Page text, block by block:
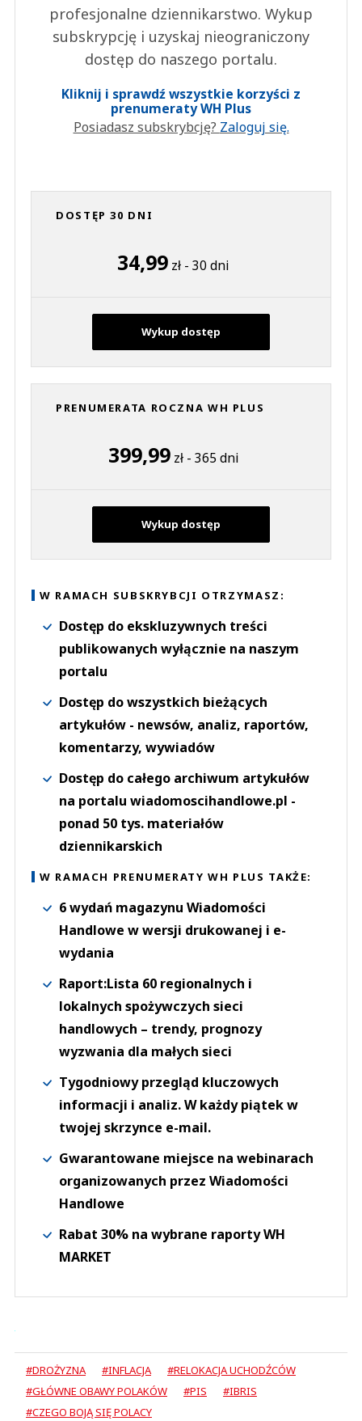
profesjonalne dziennikarstwo. Wykup
subskrypcję i uzyskaj nieograniczony
dostęp do naszego portalu.
Kliknij i sprawdź wszystkie korzyści z
prenumeraty WH Plus
Posiadasz subskrybcję? Zaloguj się.
DOSTĘP 30 DNI
34,99 zł - 30 dni
Wykup dostęp
PRENUMERATA ROCZNA WH PLUS
399,99zł - 365 dni
Wykup dostęp
W RAMACH SUBSKRYBCJI OTRZYMASZ:
Dostęp do ekskluzywnych treści
publikowanych wyłącznie na naszym
portalu
Dostęp do wszystkich bieżących
artykułów - newsów, analiz, raportów,
komentarzy, wywiadów
Dostęp do całego archiwum artykułów
na portalu wiadomoscihandlowe.pl -
ponad 50 tys. materiałów
dziennikarskich
W RAMACH PRENUMERATY WH PLUS TAKŻE:
6 wydań magazynu Wiadomości
Handlowe w wersji drukowanej i e-
wydania
Raport:Lista 60 regionalnych i
lokalnych spożywczych sieci
handlowych – trendy, prognozy
wyzwania dla małych sieci
Tygodniowy przegląd kluczowych
informacji i analiz. W każdy piątek w
twojej skrzynce e-mail.
Gwarantowane miejsce na webinarach
organizowanych przez Wiadomości
Handlowe
Rabat 30% na wybrane raporty WH
MARKET
#DROŻYZNA #INFLACJA
#RELOKACJA UCHODŹCÓW
#GŁÓWNE OBAWY POLAKÓW
#PIS
#IBRIS
#CZEGO BOJĄ SIĘ POLACY